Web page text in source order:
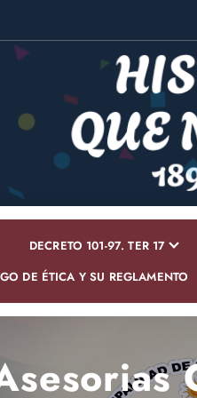
DECRETO 101-97. TER 17
DE ÉTICA Y SU REGLAMENTO